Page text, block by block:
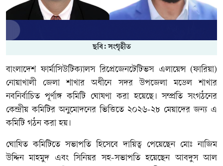
ছবি: সংগৃহীত
বাংলাদেশ ফার্মাসিউটিক্যালস রিপ্রেজেনটেটিভস এলায়েন্স (ফারিয়া)
নোয়াখালী জেলা শাখার অধীনে সদর উপজেলা মডেল শাখার
নবনির্বাচিত পূর্ণাঙ্গ কমিটি ঘোষণা করা হয়েছে। সম্প্রতি সংগঠনের
কেন্দ্রীয় কমিটির অনুমোদনের ভিত্তিতে ২০২৬-২৮ মেয়াদের জন্য এ
কমিটি গঠন করা হয়।
ঘোষিত কমিটিতে সভাপতি হিসেবে দায়িত্ব পেয়েছেন মোঃ নাজিম
উদ্দিন মাহমুদ এবং সিনিয়র সহ-সভাপতি হয়েছেন আবদুস আল